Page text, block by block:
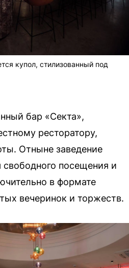
купол, стилизованный под
бар «Секта»,
ресторатору,
Отныне заведение
посещения и
в формате
вечеринок и торжеств.